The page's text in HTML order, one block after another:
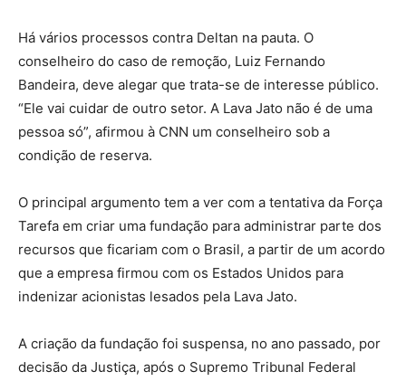
Há vários processos contra Deltan na pauta. O
conselheiro do caso de remoção, Luiz Fernando
Bandeira, deve alegar que trata-se de interesse público.
“Ele vai cuidar de outro setor. A Lava Jato não é de uma
pessoa só”, afirmou à CNN um conselheiro sob a
condição de reserva.
O principal argumento tem a ver com a tentativa da Força
Tarefa em criar uma fundação para administrar parte dos
recursos que ficariam com o Brasil, a partir de um acordo
que a empresa firmou com os Estados Unidos para
indenizar acionistas lesados pela Lava Jato.
A criação da fundação foi suspensa, no ano passado, por
decisão da Justiça, após o Supremo Tribunal Federal